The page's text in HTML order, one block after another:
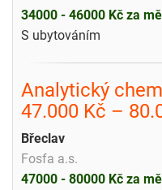
34000 - 46000 Kč za
S ubytováním
Analytický
47.000 Kč –
Břeclav
Fosfa a.s.
47000 - 80000 Kč za